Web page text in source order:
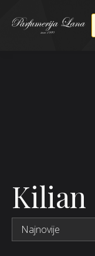
Kilian